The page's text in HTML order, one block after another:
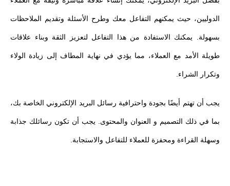
الدوليين، حيث يمكنهم التفاعل معك وطرح الأسئلة وتقديم الملاحظات
بسهولة. يمكنك الاستفادة من هذا التفاعل لتعزيز الثقة وبناء علاقات
طويلة الأمد مع العملاء، مما يؤدي في نهاية المطاف إلى زيادة الولاء
وتكرار الشراء.
يجب أن تهتم أيضًا بجودة واحترافية رسائل البريد الإلكتروني الخاصة بك،
بما في ذلك التصميم و العنوان والمحتوى. يجب أن تكون رسائلك جذابة
وسهلة القراءة ومحفزة للعملاء للتفاعل والاستجابة.